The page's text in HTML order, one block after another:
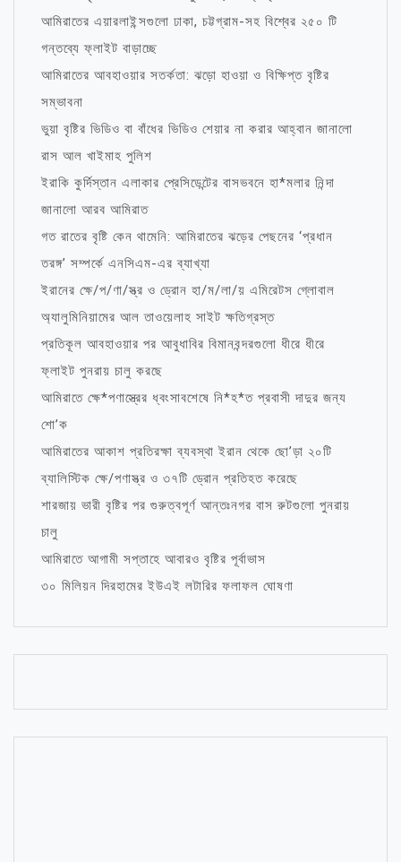
আমিরাতের এয়ারলাইন্সগুলো ঢাকা, চট্টগ্রাম-সহ বিশ্বের ২৫০ টি
গন্তব্যে ফ্লাইট বাড়াচ্ছে
আমিরাতের আবহাওয়ার সতর্কতা: ঝড়ো হাওয়া ও বিক্ষিপ্ত বৃষ্টির
সম্ভাবনা
ভুয়া বৃষ্টির ভিডিও বা বাঁধের ভিডিও শেয়ার না করার আহ্বান জানালো
রাস আল খাইমাহ পুলিশ
ইরাকি কুর্দিস্তান এলাকার প্রেসিডেন্টের বাসভবনে হা*মলার নিন্দা
জানালো আরব আমিরাত
গত রাতের বৃষ্টি কেন থামেনি: আমিরাতের ঝড়ের পেছনের ‘প্রধান
তরঙ্গ’ সম্পর্কে এনসিএম-এর ব্যাখ্যা
ইরানের ক্ষে/প/ণা/স্ত্র ও ড্রোন হা/ম/লা/য় এমিরেটস গ্লোবাল
অ্যালুমিনিয়ামের আল তাওয়েলাহ সাইট ক্ষতিগ্রস্ত
প্রতিকূল আবহাওয়ার পর আবুধাবির বিমানবন্দরগুলো ধীরে ধীরে
ফ্লাইট পুনরায় চালু করছে
আমিরাতে ক্ষে*পণাস্ত্রের ধ্বংসাবশেষে নি*হ*ত প্রবাসী দাদুর জন্য
শো’ক
আমিরাতের আকাশ প্রতিরক্ষা ব্যবস্থা ইরান থেকে ছো’ড়া ২০টি
ব্যালিস্টিক ক্ষে/পণাস্ত্র ও ৩৭টি ড্রোন প্রতিহত করেছে
শারজায় ভারী বৃষ্টির পর গুরুত্বপূর্ণ আন্তঃনগর বাস রুটগুলো পুনরায়
চালু
আমিরাতে আগামী সপ্তাহে আবারও বৃষ্টির পূর্বাভাস
৩০ মিলিয়ন দিরহামের ইউএই লটারির ফলাফল ঘোষণা